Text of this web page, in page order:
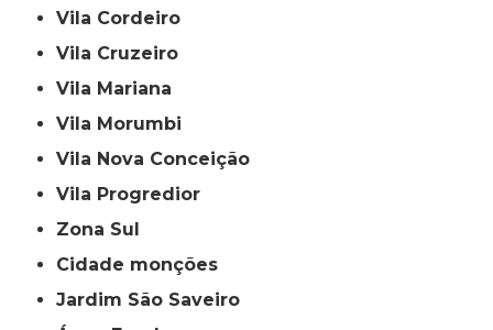
Vila Cordeiro
Vila Cruzeiro
Vila Mariana
Vila Morumbi
Vila Nova Conceição
Vila Progredior
Zona Sul
cidade monções
jardim São Saveiro